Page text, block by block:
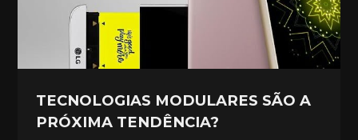
TECNOLOGIAS MODULARES SÃO A
PRÓXIMA TENDÊNCIA?